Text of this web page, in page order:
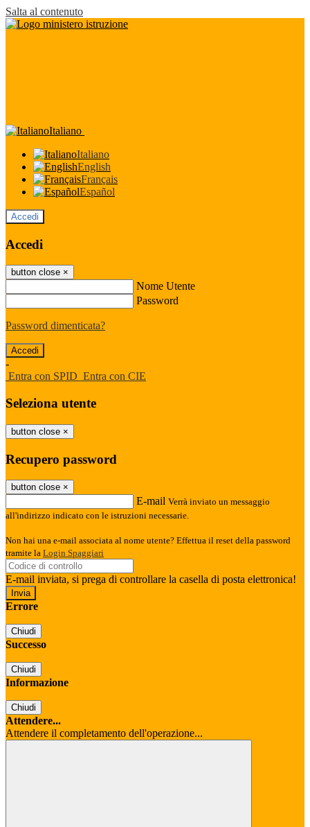
Salta al contenuto
Italiano
Italiano
English
Français
Español
Accedi
Accedi
button close ×
Nome Utente
Password
Password dimenticata?
-
Entra con SPID Entra con CIE
Seleziona utente
button close ×
Recupero password
button close ×
E-mail Verrà inviato un messaggio
all'indirizzo indicato con le istruzioni necessarie.
Non hai una e-mail associata al nome utente? Effettua il reset della password
tramite la Login Spaggiari
E-mail inviata, si prega di controllare la casella di posta elettronica!
Errore
Chiudi
Successo
Chiudi
Informazione
Chiudi
Attendere...
Attendere il completamento dell'operazione...